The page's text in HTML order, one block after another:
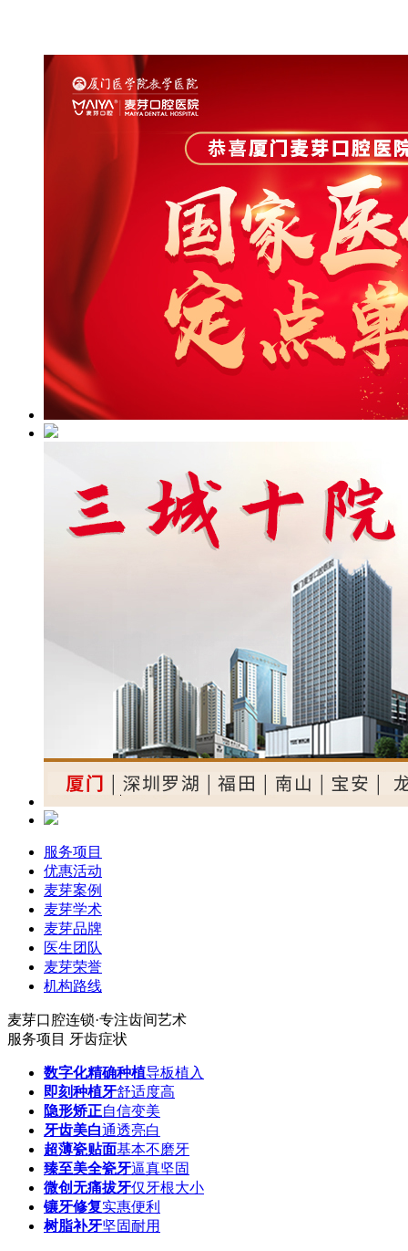
服务项目
优惠活动
麦芽案例
麦芽学术
麦芽品牌
医生团队
麦芽荣誉
机构路线
麦芽口腔连锁·专注齿间艺术
服务项目 牙齿症状
数字化精确种植导板植入
即刻种植牙舒适度高
隐形矫正自信变美
牙齿美白通透亮白
超薄瓷贴面基本不磨牙
臻至美全瓷牙逼真坚固
微创无痛拔牙仅牙根大小
镶牙修复实惠便利
树脂补牙坚固耐用